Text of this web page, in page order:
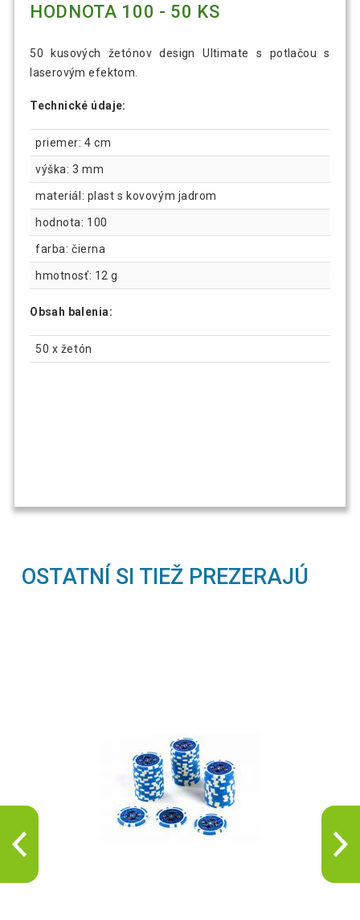
HODNOTA 100 - 50 KS
50 kusových žetónov design Ultimate s potlačou s
laserovým efektom.
Technické údaje:
priemer: 4 cm
výška: 3 mm
materiál: plast s kovovým jadrom
hodnota: 100
farba: čierna
hmotnosť: 12 g
Obsah balenia:
50 x žetón
OSTATNÍ SI TIEŽ PREZERAJÚ